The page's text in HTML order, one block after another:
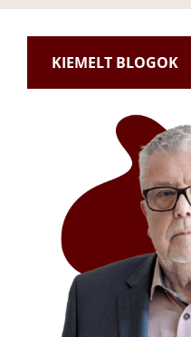
KIEMELT BLOGOK